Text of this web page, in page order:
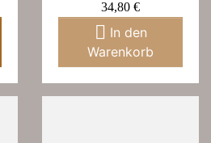
Preis
34,80 €

Warenkorb